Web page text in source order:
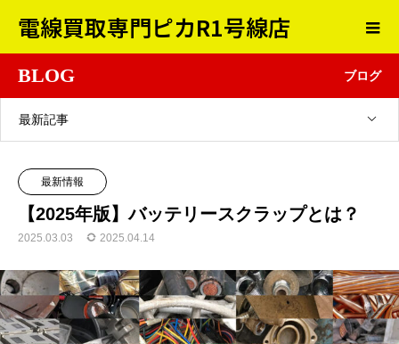
電線買取専門ピカR1号線店
BLOG ブログ
最新記事
最新情報
【2025年版】バッテリースクラップとは？
2025.03.03 2025.04.14